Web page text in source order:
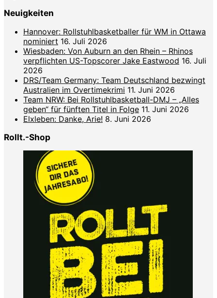
Neuigkeiten
Hannover: Rollstuhlbasketballer für WM in Ottawa
nominiert 16. Juli 2026
Wiesbaden: Von Auburn an den Rhein – Rhinos
verpflichten US-Topscorer Jake Eastwood 16. Juli
2026
DRS/Team Germany: Team Deutschland bezwingt
Australien im Overtimekrimi 11. Juni 2026
Team NRW: Bei Rollstuhlbasketball-DMJ – „Alles
geben“ für fünften Titel in Folge 11. Juni 2026
Elxleben: Danke, Arie! 8. Juni 2026
Rollt.-Shop